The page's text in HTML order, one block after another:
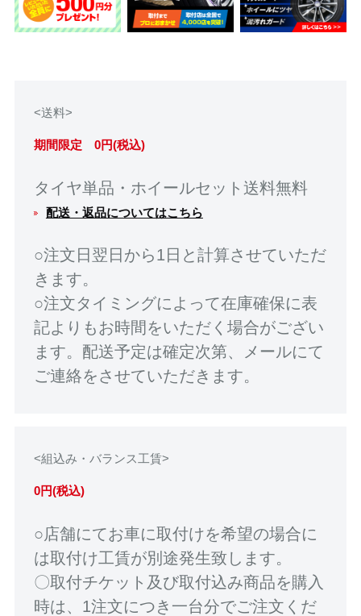
<送料>
期間限定 0円(税込)
タイヤ単品・ホイールセット送料無料
配送・返品についてはこちら
○注文日翌日から1日と計算させていただ
きます。
○注文タイミングによって在庫確保に表
記よりもお時間をいただく場合がござい
ます。配送予定は確定次第、メールにて
ご連絡をさせていただきます。
<組込み・バランス工賃>
0円(税込)
○店舗にてお車に取付けを希望の場合に
は取付け工賃が別途発生致します。
〇取付チケット及び取付込み商品を購入
時は、1注文につき一台分でご注文くだ